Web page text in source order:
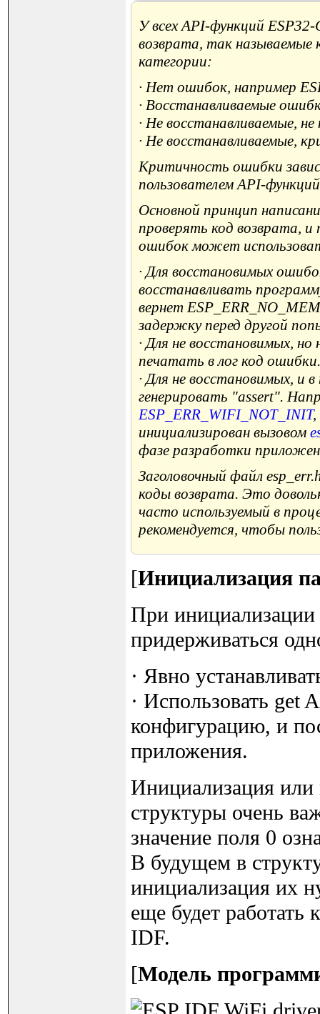
У всех API-функций
возврата, так
категории:
· Нет ошибок, например
· Восстанавливаемые
· Не восстанавливаемые,
· Не восстанавливаемые,
Критичность ошибки
пользователем API-
Основной принцип
проверять код возврата,
ошибок может
· Для восстановимых
восстанавливать
вернет
задержку перед другой
· Для не восстановимых,
печатать в лог код ошибки.
· Для не восстановимых,
генерировать "assert".
ESP_ERR_WIFI_NOT_INIT,
инициализирован вызовом
фазе разработки
Заголовочный файл
коды возврата. Это
часто используемый в
рекомендуется, чтобы
[Инициализация
При инициализации
придерживаться
· Явно
· Использовать get
конфигурацию, и
приложения.
Инициализация или
структуры очень
значение поля 0
В будущем в
инициализация их
еще будет работать
IDF.
[Модель